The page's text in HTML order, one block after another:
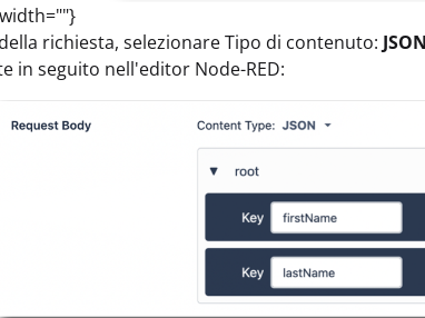
richiesta, selezionare Tipo di contenuto: JSON
in seguito nell'editor Node-RED: